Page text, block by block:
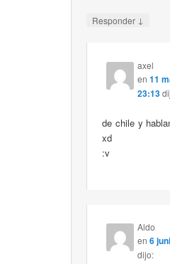
Responder ↓
axel
en11
23:13
de chile y
xd
:v
Aldo
en6
dijo: